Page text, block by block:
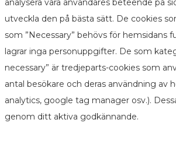
analysera våra användares beteende på
utveckla den på bästa sätt. De cookies
som ”Necessary” behövs för hemsidans
lagrar inga personuppgifter. De som
necessary” är tredjeparts-cookies som
antal besökare och deras användning av
analytics, google tag manager osv.).
genom ditt aktiva godkännande.